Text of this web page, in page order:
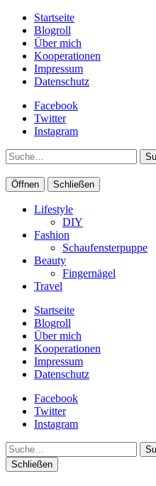
Startseite
Blogroll
Über mich
Kooperationen
Impressum
Datenschutz
Facebook
Twitter
Instagram
Suche
Öffnen Schließen
Lifestyle
DIY
Fashion
Schaufensterpuppe
Beauty
Fingernägel
Travel
Startseite
Blogroll
Über mich
Kooperationen
Impressum
Datenschutz
Facebook
Twitter
Instagram
Suche
Schließen